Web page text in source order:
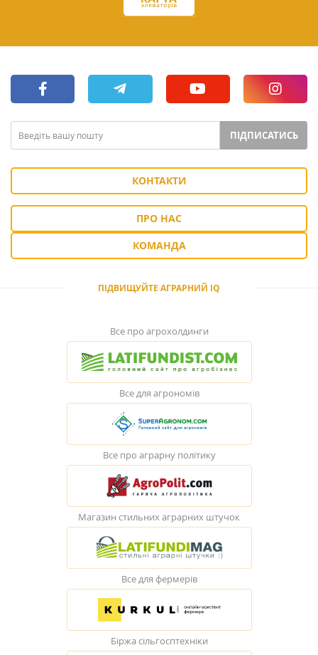
ПІДПИСАТИСЬ
КОНТАКТИ
ПРО НАС
КОМАНДА
ПІДВИЩУЙТЕ АГРАРНИЙ IQ
Все про агрохолдинги
Все для агрономів
Все про аграрну політику
Магазин стильних аграрних штучок
Все для фермерів
Біржа сільгосптехніки